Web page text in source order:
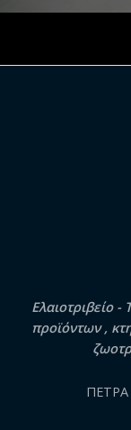
Ελαιοτριβείο
προϊόντων ,
ΠΕΤΡΑ